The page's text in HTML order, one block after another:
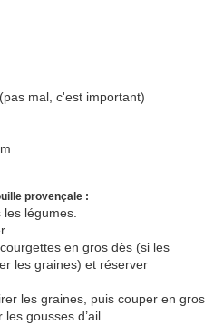
mal, c'est important)
provençale :
légumes.
en gros dès (si les
les graines) et réserver
les graines, puis couper en gros
gousses d’ail.